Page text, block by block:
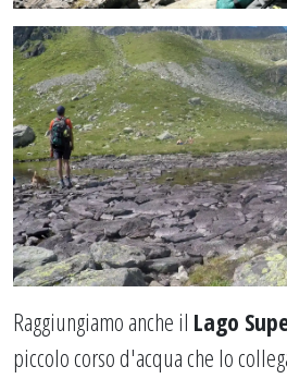
Raggiungiamo anche il Lago
piccolo corso d'acqua che lo